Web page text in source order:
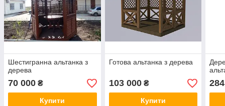
Шестигранна альтанка з
дерева
70 000 ₴
Купити
Готова альтанка з дерева
103 000₴
Купити